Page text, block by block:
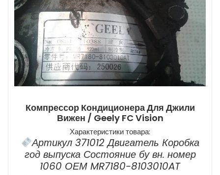
Компрессор Кондиционера Для Джили
Вижен / Geely FC Vision
Характеристики товара:
Артикул 371012 Двигатель Коробка
год выпуска Состояние бу вн. номер
1060 ОЕМ MR7180-8103010AT